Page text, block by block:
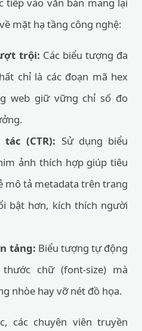
mặt hạ tầng công nghệ:
trội: Các biểu tượng đa
chỉ là các đoạn mã hex
web giữ vững chỉ số đo
(CTR): Sử dụng biểu
ảnh thích hợp giúp tiêu
mô tả metadata trên trang
bật hơn, kích thích người
tảng: Biểu tượng tự động
chữ (font-size) mà
nhòe hay vỡ nét đồ họa.
các chuyên viên truyền